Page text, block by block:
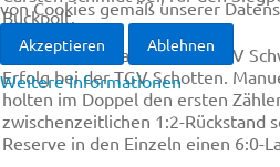
Buckpolt.
Im Kellerduell landete der PSV
Erfolg bei der TGV Schotten.
holten im Doppel den ersten
zwischenzeitlichen 1:2-Rückstand
Reserve in den Einzeln einen 6:0-
von Cookies gemäß unserer
Akzeptieren Ablehnen
Weitere Informationen